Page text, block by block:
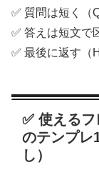
✅ 質問は短く（
✅ 答えは短文で
✅ 最後に返す（
✅ 使える
のテンプレ
し）